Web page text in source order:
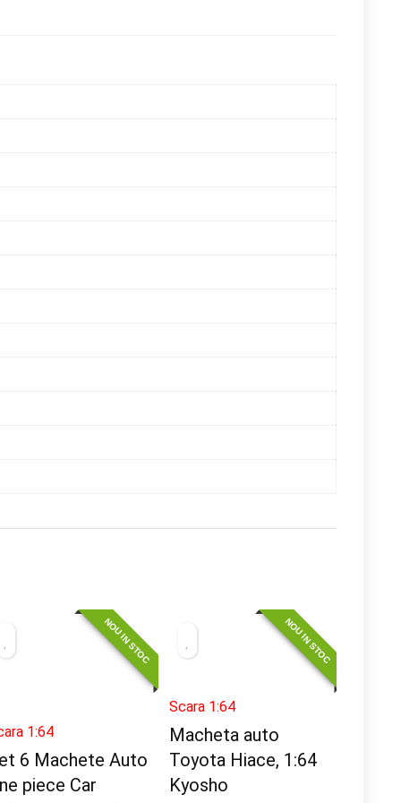
NOU IN STOC
1:64
6 Machete Auto
piece Car
NOU IN STOC
Scara 1:64
Macheta auto
Toyota Hiace, 1:64
Kyosho